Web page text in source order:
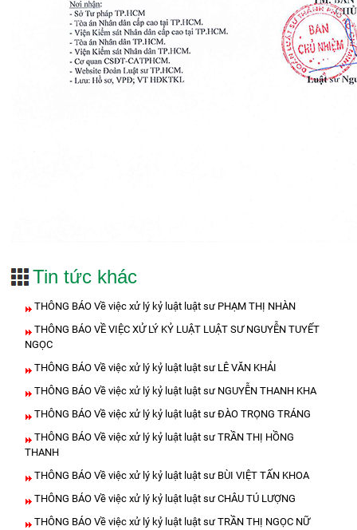
Tin tức khác
THÔNG BÁO Về việc xử lý kỷ luật luật sư PHẠM THỊ NHÀN
THÔNG BÁO VỀ VIỆC XỬ LÝ KỶ LUẬT LUẬT SƯ NGUYỄN TUYẾT
NGỌC
THÔNG BÁO Về việc xử lý kỷ luật luật sư LÊ VĂN KHẢI
THÔNG BÁO Về việc xử lý kỷ luật luật sư NGUYỄN THANH KHA
THÔNG BÁO Về việc xử lý kỷ luật luật sư ĐÀO TRỌNG TRÁNG
THÔNG BÁO Về việc xử lý kỷ luật luật sư TRẦN THỊ HỒNG
THANH
THÔNG BÁO Về việc xử lý kỷ luật luật sư BÙI VIỆT TẤN KHOA
THÔNG BÁO Về việc xử lý kỷ luật luật sư CHÂU TÚ LƯỢNG
THÔNG BÁO Về việc xử lý kỷ luật luật sư TRẦN THỊ NGỌC NỮ